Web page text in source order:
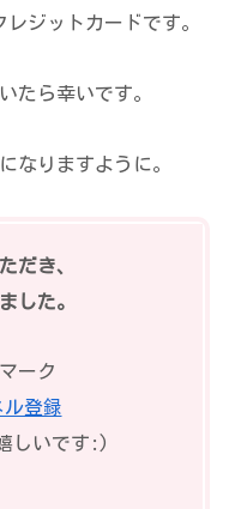
ジットカードです。
たら幸いです。
なりますように。
だき、
した。
ーク
ル登録
しいです:)